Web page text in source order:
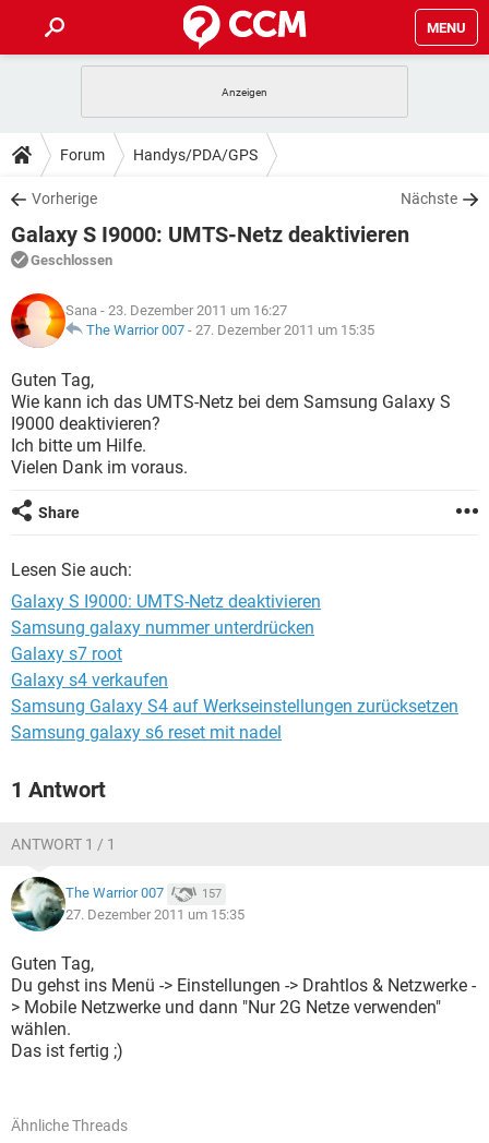
MENU
ANDROID IOS
WINDOWS 10
WHATSAPP TIKTOK
FACEBOOK
TIPPS & TRICKS
SPIELE STREAMING
WINDOWS 10
WHATSAPP
FACEBOOK HARDWARE
DOWNLOADS
SPIELE STREAMING
ANDROID
WINDOWS 10 INSTAGRAM
WHATSAPP
FACEBOOK
FORUM
SPIELE
ANDROID IOS
WHATSAPP TIKTOK
FACEBOOK
LEXIKON
SPIELE
ANDROID
WINDOWS 10
WHATSAPP
Forum Handys/PDA/GPS
Vorherige Nächste
Galaxy S I9000: UMTS-Netz deaktivieren
Geschlossen
Sana - 23. Dezember 2011 um 16:27
The Warrior 007 - 27. Dezember 2011 um 15:35
Guten Tag,
Wie kann ich das UMTS-Netz bei dem Samsung Galaxy S
I9000 deaktivieren?
Ich bitte um Hilfe.
Vielen Dank im voraus.
Share
Lesen Sie auch:
Galaxy S I9000: UMTS-Netz deaktivieren
Samsung galaxy nummer unterdrücken
Galaxy s7 root
Galaxy s4 verkaufen
Samsung Galaxy S4 auf Werkseinstellungen zurücksetzen
Samsung galaxy s6 reset mit nadel
1 Antwort
ANTWORT 1 / 1
The Warrior 007 157
27. Dezember 2011 um 15:35
Guten Tag,
Du gehst ins Menü -> Einstellungen -> Drahtlos & Netzwerke -
> Mobile Netzwerke und dann "Nur 2G Netze verwenden"
wählen.
Das ist fertig ;)
Ähnliche Threads